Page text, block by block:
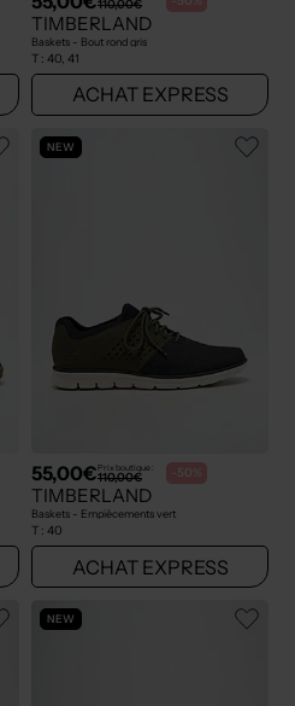
110,00€
TIMBERLAND
Baskets - Bout rond gris
T : 40, 41
ACHAT EXPRESS
NEW
55,00€Prix boutique :
110,00€ -50%
TIMBERLAND
Baskets - Empiècements vert
T : 40
ACHAT EXPRESS
NEW